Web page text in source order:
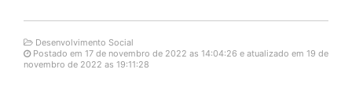
Desenvolvimento Social
Postado em 17 de novembro de 2022 as 14:04:26 e atualizado em 19 de
novembro de 2022 as 19:11:28